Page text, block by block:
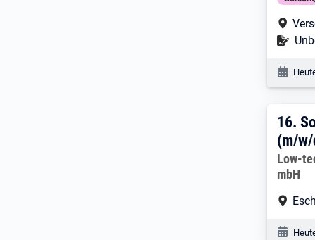
16.
16.
(m/
Low-
mbH